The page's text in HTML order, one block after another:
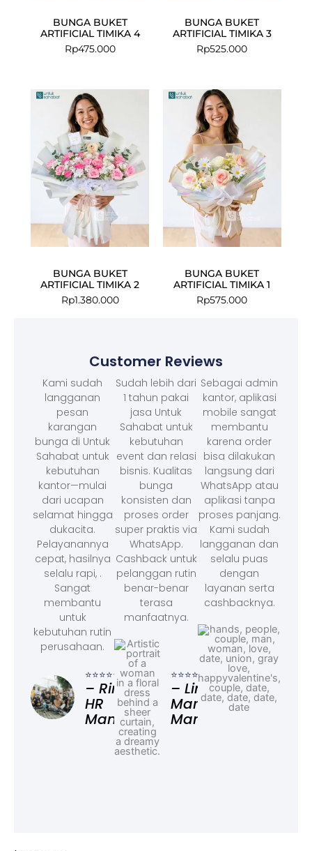
BUNGA BUKET
ARTIFICIAL TIMIKA 4
Rp475.000
BUNGA BUKET
ARTIFICIAL TIMIKA 3
Rp525.000
BUNGA BUKET
ARTIFICIAL TIMIKA 2
Rp1.380.000
BUNGA BUKET
ARTIFICIAL TIMIKA 1
Rp575.000
Customer Reviews
Kami sudah
langganan
pesan
karangan
bunga di Untuk
Sahabat untuk
kebutuhan
kantor—mulai
dari ucapan
selamat hingga
dukacita.
Pelayanannya
cepat, hasilnya
selalu rapi, .
Sangat
membantu
untuk
kebutuhan rutin
perusahaan.
⭐⭐⭐⭐⭐
– Rina,
HR
Manager
Sudah lebih dari
1 tahun pakai
jasa Untuk
Sahabat untuk
kebutuhan
event dan relasi
bisnis. Kualitas
bunga
konsisten dan
proses order
super praktis via
WhatsApp.
Cashback untuk
pelanggan rutin
benar-benar
terasa
manfaatnya.
⭐⭐⭐⭐⭐
– Linda,
Marketing
Manager
Sebagai admin
kantor, aplikasi
mobile sangat
membantu
karena order
bisa dilakukan
langsung dari
WhatsApp atau
aplikasi tanpa
proses panjang.
Kami sudah
langganan dan
selalu puas
dengan
layanan serta
cashbacknya.